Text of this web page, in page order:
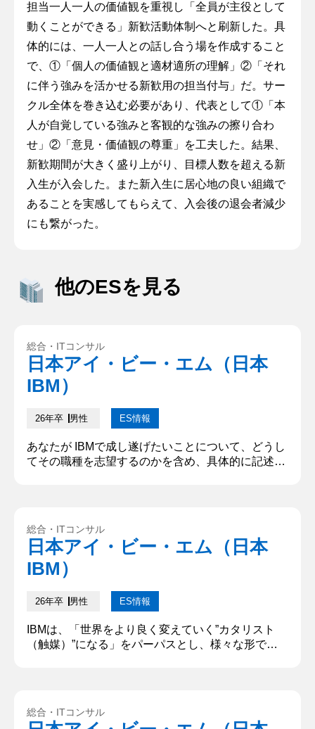
担当一人一人の価値観を重視し「全員が主役として
動くことができる」新歓活動体制へと刷新した。具
体的には、一人一人との話し合う場を作成すること
で、①「個人の価値観と適材適所の理解」②「それ
に伴う強みを活かせる新歓用の担当付与」だ。サー
クル全体を巻き込む必要があり、代表として①「本
人が自覚している強みと客観的な強みの擦り合わ
せ」②「意見・価値観の尊重」を工夫した。結果、
新歓期間が大きく盛り上がり、目標人数を超える新
入生が入会した。また新入生に居心地の良い組織で
あることを実感してもらえて、入会後の退会者減少
にも繋がった。
他のESを見る
総合・ITコンサル
日本アイ・ビー・エム（日本
IBM）
26年卒 男性 ES情報
あなたが IBMで成し遂げたいことについて、どうし
てその職種を志望するのかを含め、具体的に記述し
し、多くの人々が安心して暮らせる社会を根底から
支えたい。子どもの頃、震災で通信手段が断たれ、
家族と 1 日中...
総合・ITコンサル
日本アイ・ビー・エム（日本
IBM）
26年卒 男性 ES情報
IBMは、「世界をより良く変えていく”カタリスト
（触媒）”になる」をパーパスとし、様々な形で社
IBMで自分が果たしたい役割やIBMでの仕事を通じ
総合・ITコンサル